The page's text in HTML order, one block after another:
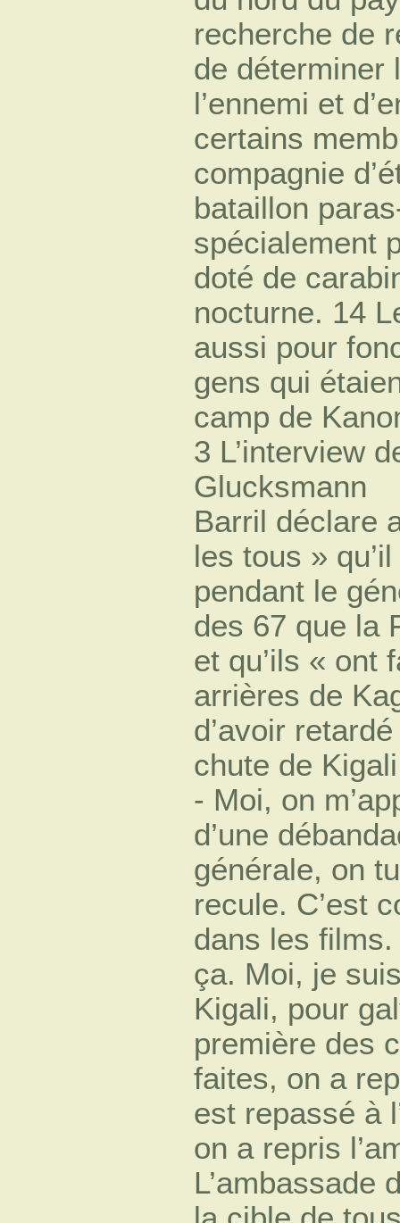
recherche de
de déterminer
l’ennemi et
certains
compagnie
bataillon
spécialement
doté de
nocturne. 14
aussi pour
gens qui
camp de
3 L’interview
Glucksmann
Barril déclare
les tous »
pendant le
des 67 que la
et qu’ils « ont
arrières de
d’avoir
chute de
- Moi, on
d’une
générale, on
recule. C’est
dans les
ça. Moi, je
Kigali, pour
première des
faites, on a
est repassé à
on a repris
L’ambassade